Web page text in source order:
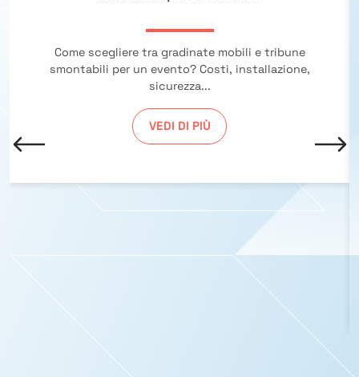
Come scegliere tra gradinate mobili e tribune
smontabili per un evento? Costi, installazione,
sicurezza...
VEDI DI PIÙ